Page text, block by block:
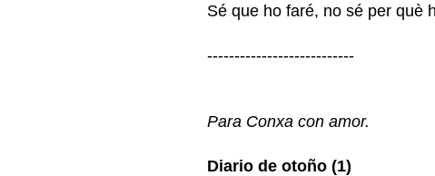
Sé que ho faré, no sé per què
---------------------------
Para Conxa con amor.
Diario de otoño (1)